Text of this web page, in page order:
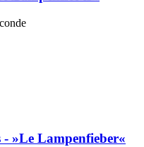
- »Le Lampenfieber«